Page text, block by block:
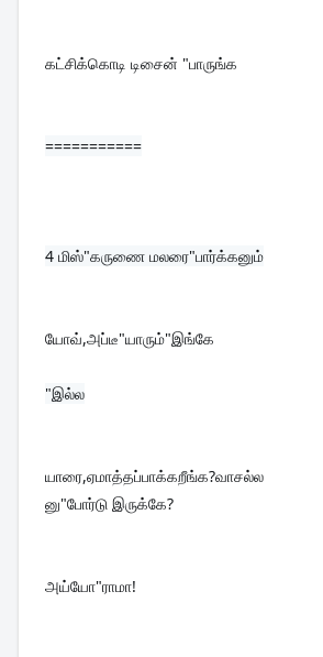
கட்சிக்கொடி டிசைன் "பாருங்க
===========
4 மிஸ்"கருணை மலரை"பார்க்கனும்
யோவ்,அப்டீ"யாரும்"இங்கே
"இல்ல
யாரை,ஏமாத்தப்பாக்கறீங்க?வாசல்ல
னு"போர்டு இருக்கே?
அய்யோ"ராமா!